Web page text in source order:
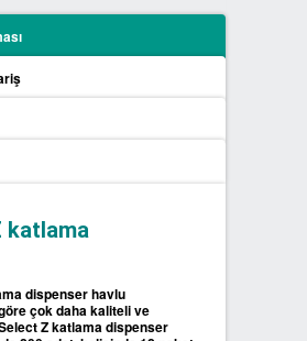
KUTULARI
KONTEYNERLARI
ÇÖP POŞETLERİ
GERİ DÖNÜŞÜM
katlama
dispenser havlu
çok daha kaliteli ve
Z katlama dispenser